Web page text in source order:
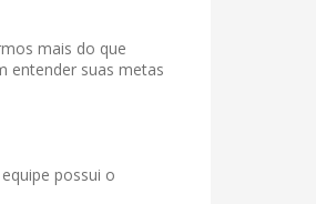
mais do que
entender suas metas
possui o